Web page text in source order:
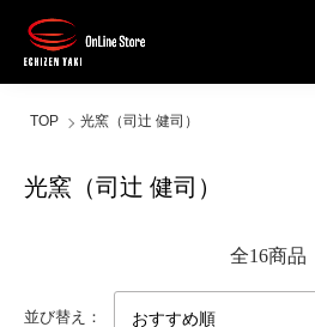
TOP 光窯（司辻 健司）
光窯（司辻 健司）
全16商品
並び替え：